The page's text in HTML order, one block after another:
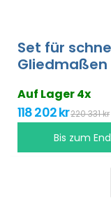
Set für
Gliedmaßen
Auf Lager 4x
118 202 kr220 331 kr
Bis zum